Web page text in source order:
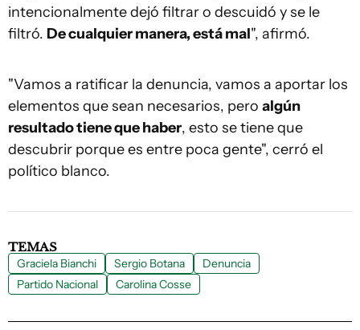
intencionalmente dejó filtrar o descuidó y se le
filtró. De cualquier manera, está mal", afirmó.
"Vamos a ratificar la denuncia, vamos a aportar los
elementos que sean necesarios, pero algún
resultado tiene que haber, esto se tiene que
descubrir porque es entre poca gente", cerró el
político blanco.
TEMAS
Graciela Bianchi Sergio Botana
Denuncia
Partido Nacional
Carolina Cosse